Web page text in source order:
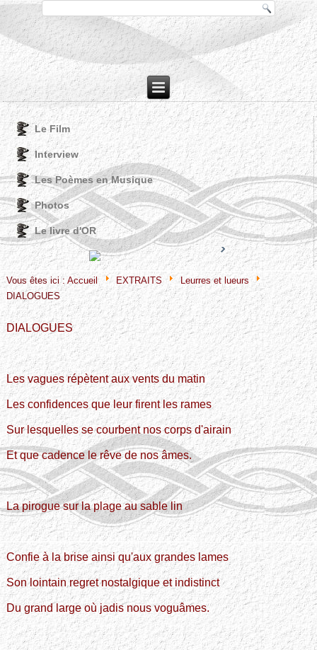
Le Film
Interview
Les Poèmes en Musique
Photos
Le livre d'OR
© FreeJoomla! 3 Modules - by VinaGecko.com
Vous êtes ici :Accueil EXTRAITS
Leurres et lueurs
DIALOGUES
DIALOGUES
Les vagues répètent aux vents du matin
Les confidences que leur firent les rames
Sur lesquelles se courbent nos corps d'airain
Et que cadence le rêve de nos âmes.
La pirogue sur la plage au sable lin
Confie à la brise ainsi qu'aux grandes lames
Son lointain regret nostalgique et indistinct
Du grand large où jadis nous voguâmes.